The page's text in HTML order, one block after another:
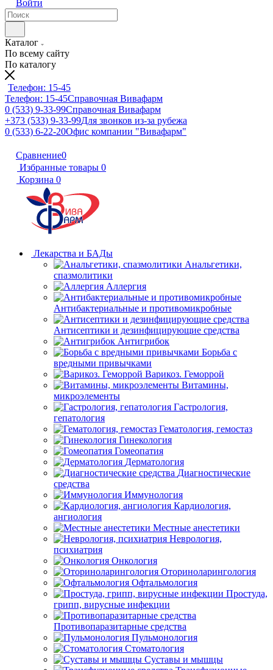
Войти
Каталог
По всему сайту
По каталогу
Телефон: 15-45
Телефон: 15-45Справочная Вивафарм
0 (533) 9-33-99Справочная Вивафарм
+373 (533) 9-33-99Для звонков из-за рубежа
0 (533) 6-22-20Офис компании "Вивафарм"
Сравнение0
Избранные товары 0
Корзина 0
Лекарства и БАДы
Анальгетики,
спазмолитики
Аллергия
Антибактериальные и противомикробные
Антисептики и дезинфицирующие средства
Антигрибок
Борьба с
вредными привычками
Варикоз. Геморрой
Витамины,
микроэлементы
Гастрология,
гепатология
Гематология, гемостаз
Гинекология
Гомеопатия
Дерматология
Диагностические
средства
Иммунология
Кардиология,
ангиология
Местные анестетики
Неврология,
психиатрия
Онкология
Оториноларингология
Офтальмология
Простуда,
грипп, вирусные инфекции
Противопаразитарные средства
Пульмонология
Стоматология
Суставы и мышцы